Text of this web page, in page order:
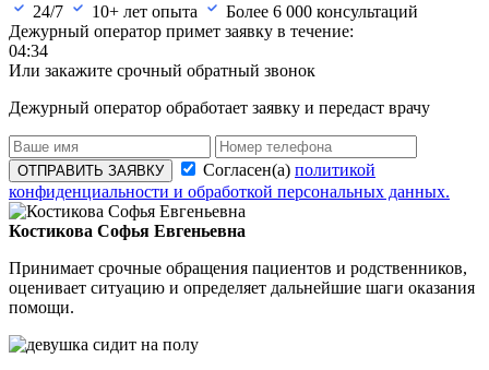
24/7
10+ лет опыта Более 6 000 консультаций
Дежурный оператор примет заявку в течение:
04:33
Или закажите срочный обратный звонок
Дежурный оператор обработает заявку и передаст врачу
ОТПРАВИТЬ ЗАЯВКУ Согласен(а) политикой
конфиденциальности и обработкой персональных данных.
Костикова Софья Евгеньевна
Принимает срочные обращения пациентов и родственников,
оценивает ситуацию и определяет дальнейшие шаги оказания
помощи.